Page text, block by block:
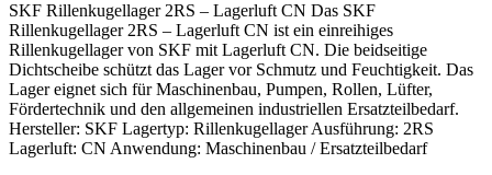
SKF Rillenkugellager 2RS – Lagerluft CN Das SKF
Rillenkugellager 2RS – Lagerluft CN ist ein einreihiges
Rillenkugellager von SKF mit Lagerluft CN. Die beidseitige
Dichtscheibe schützt das Lager vor Schmutz und Feuchtigkeit. Das
Lager eignet sich für Maschinenbau, Pumpen, Rollen, Lüfter,
Fördertechnik und den allgemeinen industriellen Ersatzteilbedarf.
Hersteller: SKF Lagertyp: Rillenkugellager Ausführung: 2RS
Lagerluft: CN Anwendung: Maschinenbau / Ersatzteilbedarf